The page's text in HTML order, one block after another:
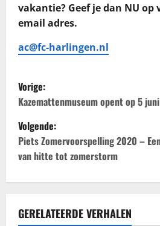
vakantie? Geef je dan NU op
email adres.
ac@fc-harlingen.nl
B
e
r
i
c
h
Vorige:
Kazemattenmuseum opent op 5 juni
Volgende:
Piets Zomervoorspelling 2020 –
van hitte tot zomerstorm
GERELATEERDE VERHALEN